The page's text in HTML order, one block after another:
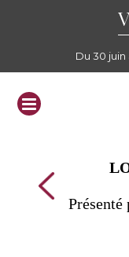
Du 30 juin
Présenté